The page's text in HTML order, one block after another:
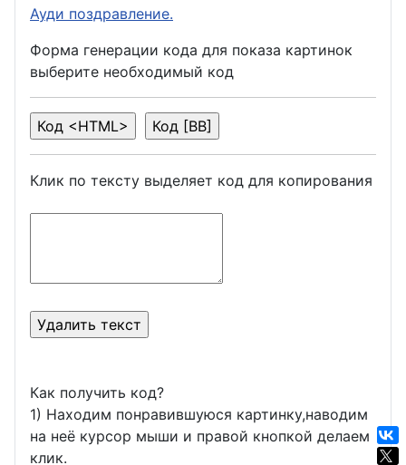
Ауди поздравление.
Форма генерации кода для показа картинок
выберите необходимый код
Клик по тексту выделяет код для копирования
Как получить код?
1) Находим понравившуюся картинку,наводим
на неё курсор мыши и правой кнопкой делаем
клик.